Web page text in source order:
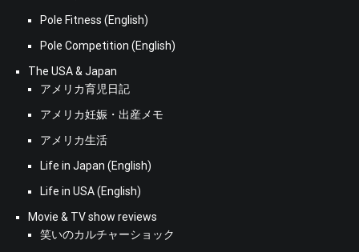
Pole Fitness (English)
Pole Competition (English)
The USA & Japan
アメリカ育児日記
アメリカ妊娠・出産メモ
アメリカ生活
Life in Japan (English)
Life in USA (English)
Movie & TV show reviews
笑いのカルチャーショック